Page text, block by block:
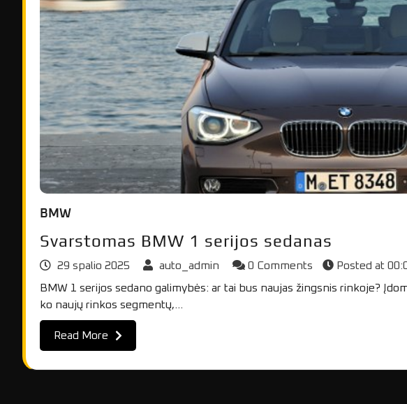
BMW
Svarstomas BMW 1 serijos sedanas
29 spalio 2025 auto_admin 0 Comments Posted at
BMW 1 serijos sedano galimybės: ar tai bus naujas žingsnis rinkoje?
ko naujų rinkos segmentų,…
Read More